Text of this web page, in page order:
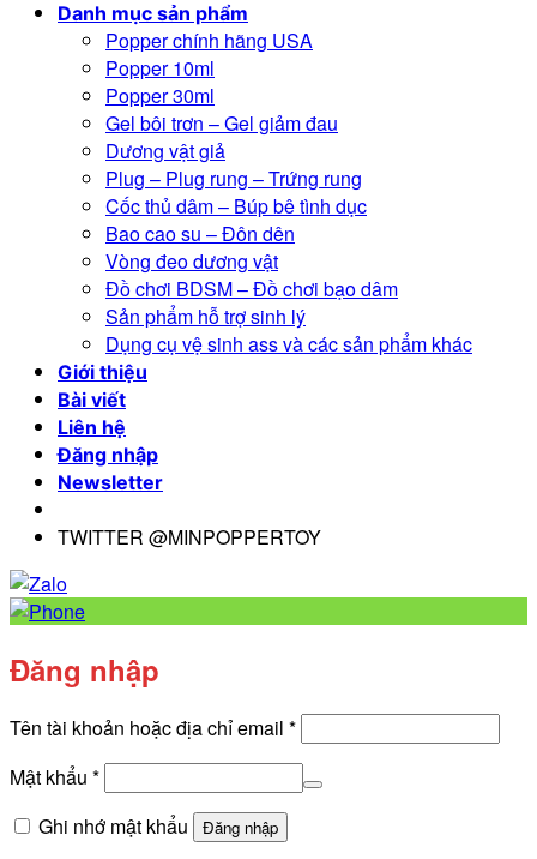
Danh mục sản phẩm
Popper chính hãng USA
Popper 10ml
Popper 30ml
Gel bôi trơn – Gel giảm đau
Dương vật giả
Plug – Plug rung – Trứng rung
Cốc thủ dâm – Búp bê tình dục
Bao cao su – Đôn dên
Vòng đeo dương vật
Đồ chơi BDSM – Đồ chơi bạo dâm
Sản phẩm hỗ trợ sinh lý
Dụng cụ vệ sinh ass và các sản phẩm khác
Giới thiệu
Bài viết
Liên hệ
Đăng nhập
Newsletter
TWITTER @MINPOPPERTOY
Đăng nhập
Tên tài khoản hoặc địa chỉ email *Bắt
Mật khẩu *Bắt
Ghi nhớ mật khẩu
Đăng nhập